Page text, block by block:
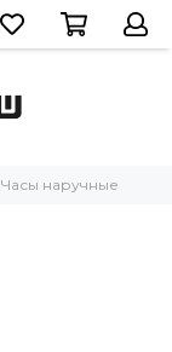
Часы наручные